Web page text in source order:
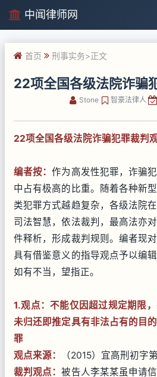
中闻律师网
首页 刑事实务>正文
22项全国各级法院诈骗
Stone 智豪法律人
22项全国各级法院诈骗犯罪裁判
编者按：作为高发性犯罪，诈骗
中占有极高的比重。随着各种新
类犯罪方式越趋复杂，各级法院
司法智慧，依法裁判，最高法亦
件释析，形成裁判规则。编者现
具有借鉴意义的指导观点予以编
如有不当，望指正。
1.观点： 不能仅因超过规定期限
未归还即推定具有非法占有的目
罪
观点来源：
（2015）宜高刑初字
裁判观点：被告人李某某虽申请